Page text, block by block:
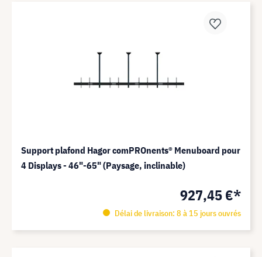
Support plafond Hagor comPROnents® Menuboard pour
4 Displays - 46"-65" (Paysage, inclinable)
927,45 €*
Délai de livraison: 8 à 15 jours ouvrés